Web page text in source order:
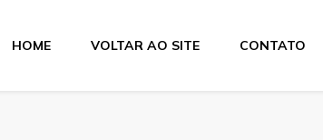
HOME VOLTAR AO SITE CONTATO